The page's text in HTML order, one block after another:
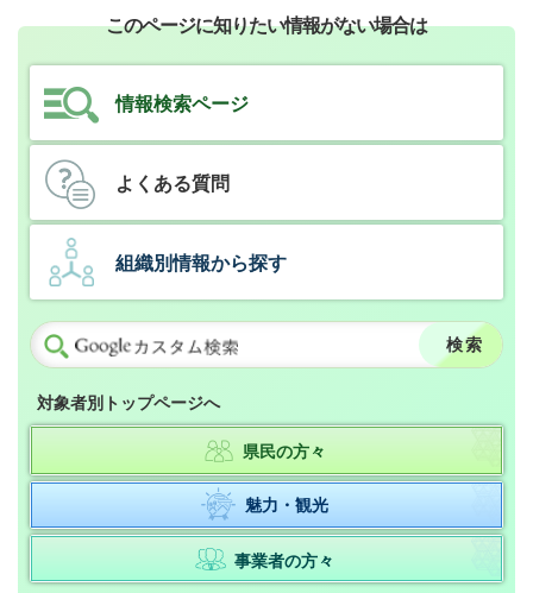
このページに知りたい情報がない場合は
情報検索ページ
よくある質問
組織別情報から探す
対象者別トップページへ
県民の方々
魅力・観光
事業者の方々